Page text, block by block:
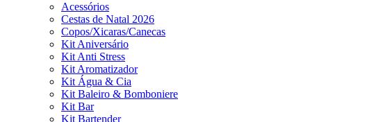
Acessórios
Cestas de Natal 2026
Copos/Xicaras/Canecas
Kit Aniversário
Kit Anti Stress
Kit Aromatizador
Kit Água & Cia
Kit Baleiro & Bomboniere
Kit Bar
Kit Bartender